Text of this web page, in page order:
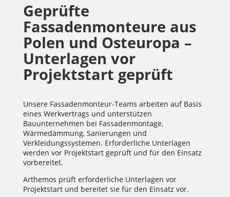
Geprüfte
Fassadenmonteure aus
Polen und Osteuropa –
Unterlagen vor
Projektstart geprüft
Unsere Fassadenmonteur-Teams arbeiten auf Basis
eines Werkvertrags und unterstützen
Bauunternehmen bei Fassadenmontage,
Wärmedämmung, Sanierungen und
Verkleidungssystemen. Erforderliche Unterlagen
werden vor Projektstart geprüft und für den Einsatz
vorbereitet.
Arthemos prüft erforderliche Unterlagen vor
Projektstart und bereitet sie für den Einsatz vor.